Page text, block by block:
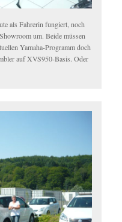
als Fahrerin fungiert, noch
um. Beide müssen
Yamaha-Programm doch
auf XVS950-Basis. Oder